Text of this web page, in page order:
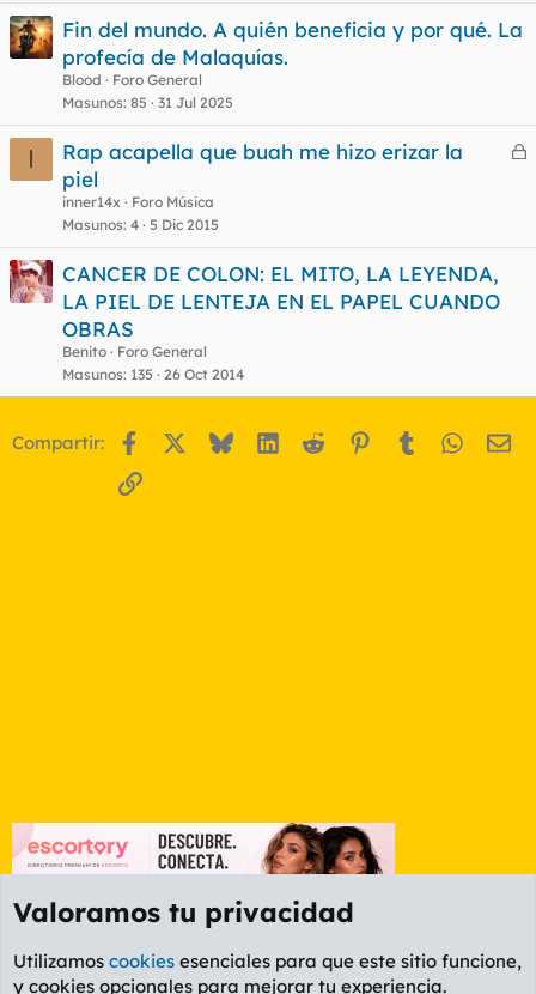
Fin del mundo. A quién beneficia y por qué. La
profecía de Malaquías.
Blood
Foro General
Masunos 85 31 Jul 2025
I
C
a
Rap acapella que buah me hizo erizar la
piel
inner14x
Foro Música
Masunos 4 5 Dic 2015
CANCER DE COLON: EL MITO, LA LEYENDA,
LA PIEL DE LENTEJA EN EL PAPEL CUANDO
OBRAS
Benito
Foro General
Masunos 135 26 Oct 2014
Compartir: Facebook BlueskyLinkedIn
Reddit Pinterest
Tumblr
Enlace
Foro General
Valoramos tu privacidad
Utilizamos cookies esenciales para que este sitio funcione,
y cookies opcionales para mejorar tu experiencia.